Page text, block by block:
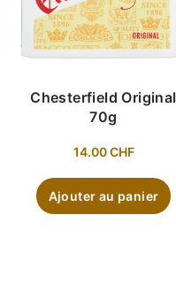
Chesterfield Original
70g
14.00CHF
Ajouter au panier